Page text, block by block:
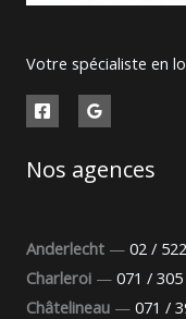
Votre spécialiste en
Nos agences
Anderlecht — 02 /
Charleroi — 071 /
Châtelineau — 071 /